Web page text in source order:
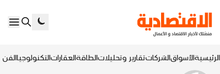
الرئيسيةالأسواقالشركاتتقارير وتحليلاتالطاقةالعقاراتالتكنولوجياالفن